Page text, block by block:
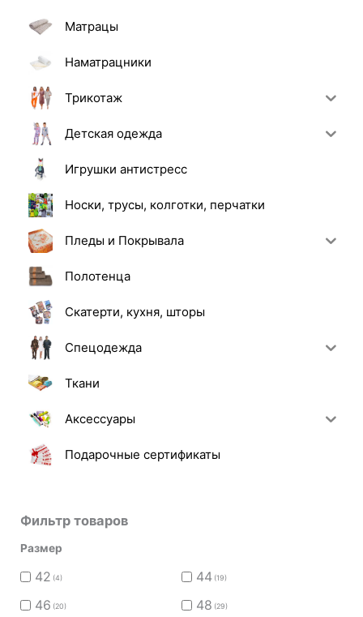
Матрацы
Наматрацники
Трикотаж
Детская одежда
Игрушки антистресс
Носки, трусы, колготки, перчатки
Пледы и Покрывала
Полотенца
Скатерти, кухня, шторы
Спецодежда
Ткани
Аксессуары
Подарочные сертификаты
Фильтр товаров
Размер
42 (4) 44 (19)
46 (20) 48 (29)